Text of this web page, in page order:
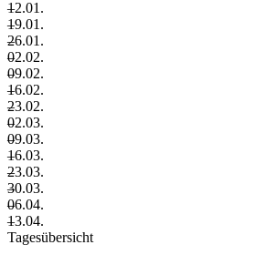
–
12.01.
–
19.01.
–
26.01.
–
02.02.
–
09.02.
–
16.02.
–
23.02.
–
02.03.
–
09.03.
–
16.03.
–
23.03.
–
30.03.
–
06.04.
–
13.04.
Tagesübersicht